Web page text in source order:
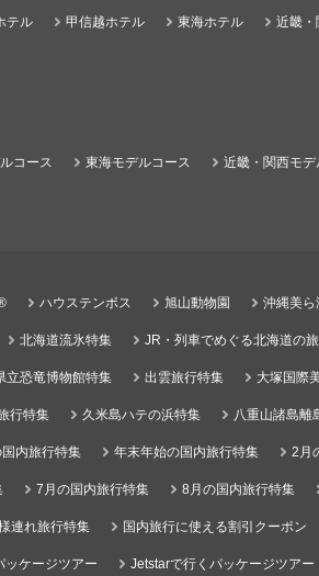
テル 甲信越ホテル 東海ホテル 近畿・
コース 東海モデルコース 近畿・関西モデ
ハウステンボス 旭山動物園 沖縄美ら
北海道流氷特集 JR・列車でめぐる北海道の旅
立恐竜博物館特集 出雲旅行特集 大塚国際
行特集 久米島ハテの浜特集 八重山諸島離
内旅行特集 年末年始の国内旅行特集 2月
7月の国内旅行特集 8月の国内旅行特集
連れ旅行特集 国内旅行に使える割引クーポン
ッケージツアー Jetstarで行くパッケージツアー